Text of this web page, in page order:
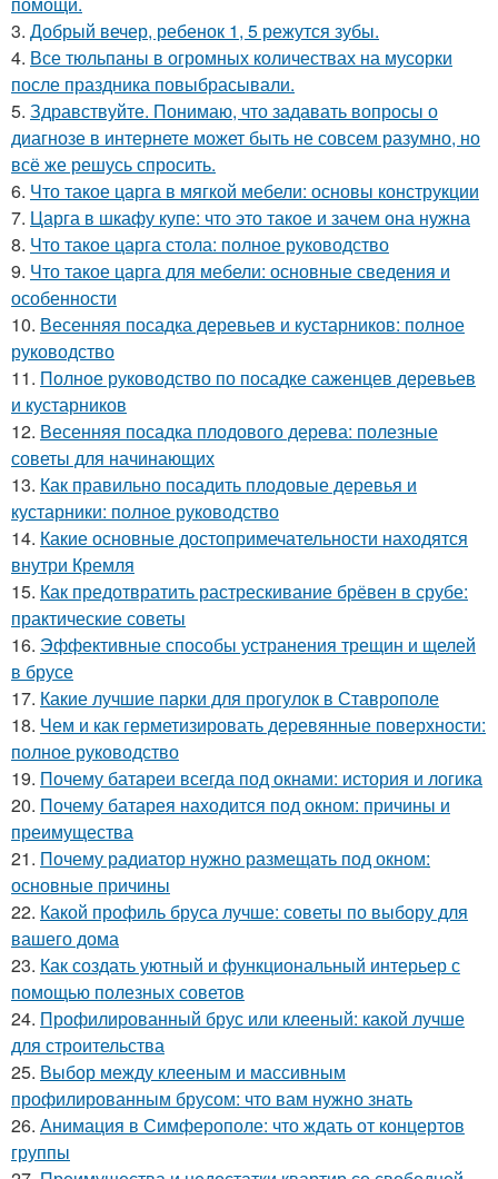
3. Добрый вечер, ребенок 1, 5 режутся зубы.
4. Все тюльпаны в огромных количествах на мусорки
после праздника повыбрасывали.
5. Здравствуйте. Понимаю, что задавать вопросы о
диагнозе в интернете может быть не совсем разумно, но
всё же решусь спросить.
6. Что такое царга в мягкой мебели: основы конструкции
7. Царга в шкафу купе: что это такое и зачем она нужна
8. Что такое царга стола: полное руководство
9. Что такое царга для мебели: основные сведения и
особенности
10. Весенняя посадка деревьев и кустарников: полное
руководство
11. Полное руководство по посадке саженцев деревьев
и кустарников
12. Весенняя посадка плодового дерева: полезные
советы для начинающих
13. Как правильно посадить плодовые деревья и
кустарники: полное руководство
14. Какие основные достопримечательности находятся
внутри Кремля
15. Как предотвратить растрескивание брёвен в срубе:
практические советы
16. Эффективные способы устранения трещин и щелей
в брусе
17. Какие лучшие парки для прогулок в Ставрополе
18. Чем и как герметизировать деревянные поверхности:
полное руководство
19. Почему батареи всегда под окнами: история и логика
20. Почему батарея находится под окном: причины и
преимущества
21. Почему радиатор нужно размещать под окном:
основные причины
22. Какой профиль бруса лучше: советы по выбору для
вашего дома
23. Как создать уютный и функциональный интерьер с
помощью полезных советов
24. Профилированный брус или клееный: какой лучше
для строительства
25. Выбор между клееным и массивным
профилированным брусом: что вам нужно знать
26. Анимация в Симферополе: что ждать от концертов
группы